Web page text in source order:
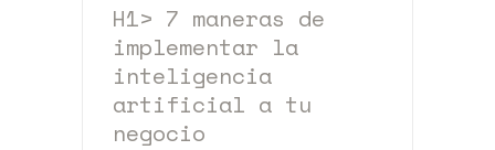
H1> 7 maneras de
implementar la
inteligencia
artificial a tu
negocio